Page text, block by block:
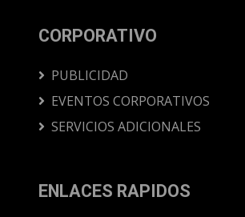
CORPORATIVO
PUBLICIDAD
EVENTOS CORPORATIVOS
SERVICIOS ADICIONALES
ENLACES RAPIDOS